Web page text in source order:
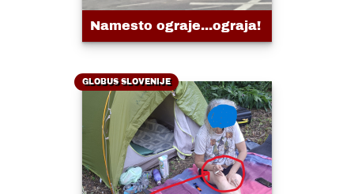
Namesto ograje...ograja!
GLOBUS SLOVENIJE